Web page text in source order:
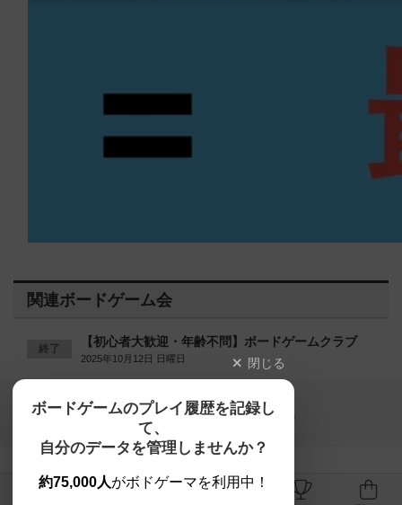
関連ボードゲーム会
終了 【初心者大歓迎・年齢不問】ボードゲームクラブ
2025年10月12日 日曜日 閉じる
ボードゲームのプレイ履歴を記録し
て、
自分のデータを管理しませんか？
約75,000人がボドゲーマを利用中！
【ボドゲーマ】ボードゲームの総合情報サイト